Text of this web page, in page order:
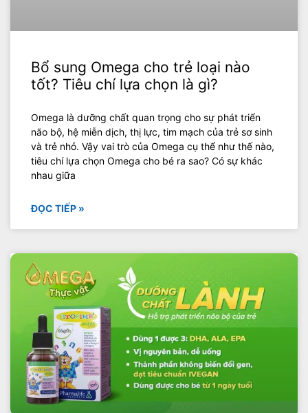
Bổ sung Omega cho trẻ loại nào
tốt? Tiêu chí lựa chọn là gì?
Omega là dưỡng chất quan trọng cho sự phát triển
não bộ, hệ miễn dịch, thị lực, tim mạch của trẻ sơ sinh
và trẻ nhỏ. Vậy vai trò của Omega cụ thể như thế nào,
tiêu chí lựa chọn Omega cho bé ra sao? Có sự khác
nhau giữa
ĐỌC TIẾP »